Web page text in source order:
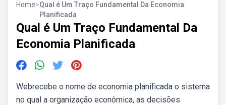
Home>Qual é Um Traço Fundamental Da Economia
Planificada
Qual é Um Traço Fundamental Da
Economia Planificada
Webrecebe o nome de economia planificada o sistema
no qual a organização econômica, as decisões